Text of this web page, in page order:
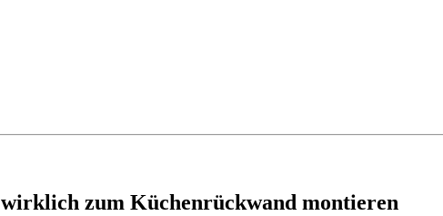
wirklich zum Küchenrückwand montieren